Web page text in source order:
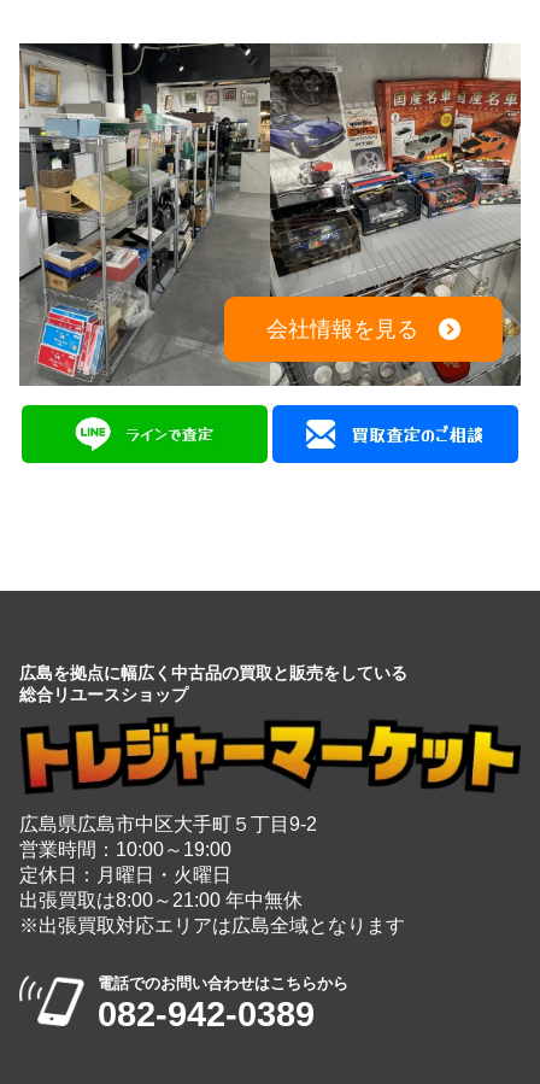
会社情報を見る
広島を拠点に幅広く中古品の買取と販売をしている
総合リユースショップ
広島県広島市中区大手町５丁目9-2
営業時間：10:00～19:00
定休日：月曜日・火曜日
出張買取は8:00～21:00 年中無休
※出張買取対応エリアは広島全域となります
電話でのお問い合わせはこちらから
082-942-0389